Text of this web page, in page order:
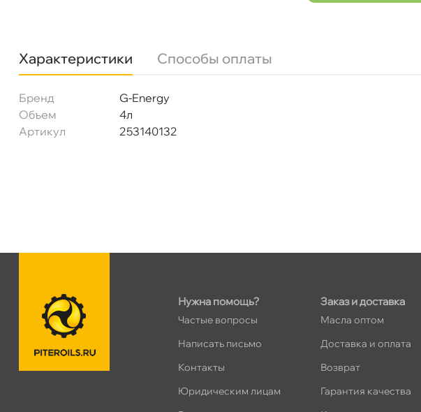
Характеристики Способы оплаты
Бренд
G-Energy
Объем
4л
Артикул
253140132
ул. Салова, д. 30
Сегодня, бесплатно
Сегодня, бесплатно
пр.Науки 10к1 (2 этаж)
ПН–ВС
Сегодня, бесплатно
Ленинский пр. 92 к.1
Нужна помощь?
Частые вопросы
Написать письмо
Контакты
Юридическим лицам
Заказ и доставка
Масла оптом
Доставка и оплата
озврат
Гарантия качества